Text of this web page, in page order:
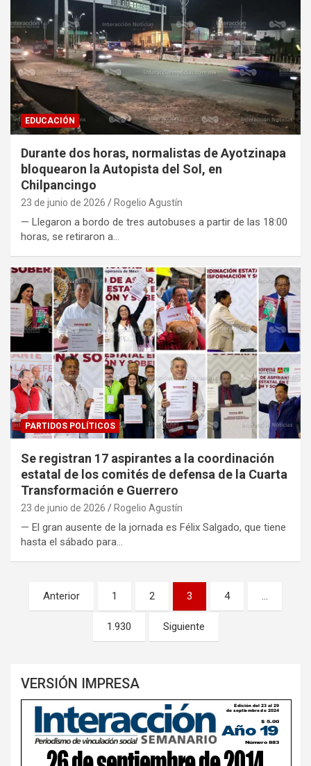
EDUCACIÓN
Durante dos horas, normalistas de Ayotzinapa
bloquearon la Autopista del Sol, en
Chilpancingo
23 de junio de 2026 Rogelio Agustín
— Llegaron a bordo de tres autobuses a partir de las 18:00
horas, se retiraron a…
PARTIDOS POLÍTICOS
Se registran 17 aspirantes a la coordinación
estatal de los comités de defensa de la Cuarta
Transformación e Guerrero
23 de junio de 2026 Rogelio Agustín
— El gran ausente de la jornada es Félix Salgado, que tiene
hasta el sábado para…
Paginación
de
Anterior 1 2 3 4 …
1.930 Siguiente
VERSIÓN IMPRESA